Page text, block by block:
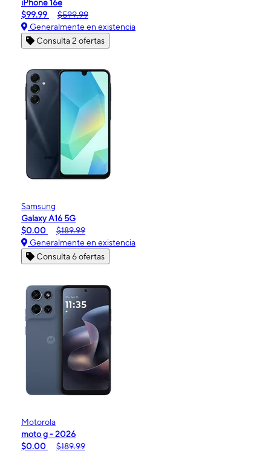
iPhone 16e
$99.99
$599.99
Generalmente en existencia
Consulta 2 ofertas
Samsung
Galaxy A16 5G
$0.00
$189.99
Generalmente en existencia
Consulta 6 ofertas
Motorola
moto g - 2026
$0.00
$189.99